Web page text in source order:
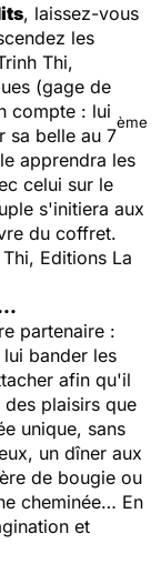
, laissez-vous
les
Thi,
(gage de
compte : lui
sa belle au 7
ème
apprendra les
celui sur le
s'initiera aux
du coffret.
Editions La
partenaire :
bander les
afin qu'il
plaisirs que
unique, sans
un dîner aux
de bougie ou
cheminée… En
et